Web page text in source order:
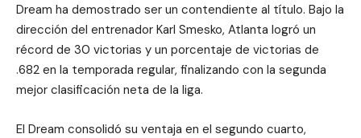
Dream ha demostrado ser un contendiente al título. Bajo la
dirección del entrenador Karl Smesko, Atlanta logró un
récord de 30 victorias y un porcentaje de victorias de
.682 en la temporada regular, finalizando con la segunda
mejor clasificación neta de la liga.
El Dream consolidó su ventaja en el segundo cuarto,